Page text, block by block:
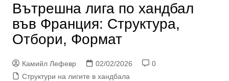
Вътрешна лига по хандбал
във Франция: Структура,
Отбори, Формат
Камийл Лефевр 02/02/2026
0
Структури на лигите в хандбала